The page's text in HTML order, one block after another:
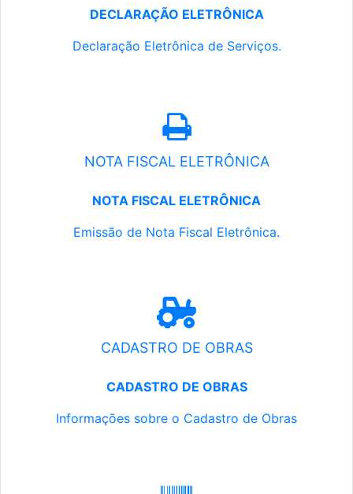
DECLARAÇÃO ELETRÔNICA
Declaração Eletrônica de Serviços.
NOTA FISCAL ELETRÔNICA
NOTA FISCAL ELETRÔNICA
Emissão de Nota Fiscal Eletrônica.
CADASTRO DE OBRAS
CADASTRO DE OBRAS
Informações sobre o Cadastro de Obras